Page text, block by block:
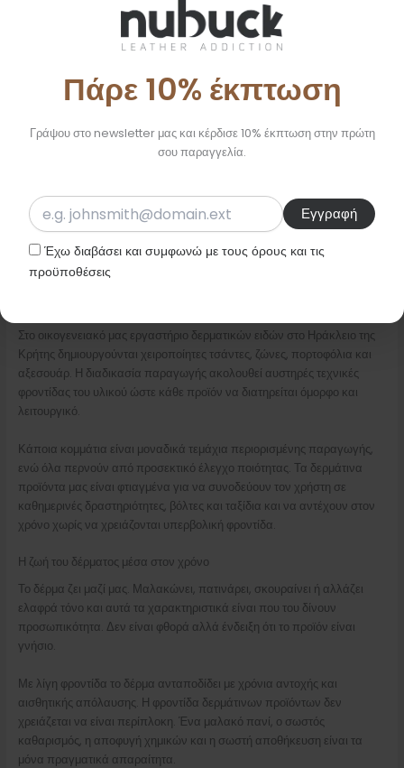
Πάρε 10% έκπτωση
Γράψου στο newsletter μας και κέρδισε 10% έκπτωση στην πρώτη
σου παραγγελία.
Έχω διαβάσει και συμφωνώ με τους όρους και τις
προϋποθέσεις
Στο οικογενειακό μας εργαστήριο δερματικών ειδών στο Ηράκλειο της
Κρήτης δημιουργούνται χειροποίητες τσάντες, ζώνες, πορτοφόλια και
αξεσουάρ. Η διαδικασία παραγωγής ακολουθεί αυστηρές τεχνικές
φροντίδας του υλικού ώστε κάθε προϊόν να διατηρείται όμορφο και
λειτουργικό.
Κάποια κομμάτια είναι μοναδικά τεμάχια περιορισμένης παραγωγής,
ενώ όλα περνούν από προσεκτικό έλεγχο ποιότητας. Τα δερμάτινα
προϊόντα μας είναι φτιαγμένα για να συνοδεύουν τον χρήστη σε
καθημερινές δραστηριότητες, βόλτες και ταξίδια και να αντέχουν στον
χρόνο χωρίς να χρειάζονται υπερβολική φροντίδα.
Η ζωή του δέρματος μέσα στον χρόνο
Το δέρμα ζει μαζί μας. Μαλακώνει, πατινάρει, σκουραίνει ή αλλάζει
ελαφρά τόνο και αυτά τα χαρακτηριστικά είναι που του δίνουν
προσωπικότητα. Δεν είναι φθορά αλλά ένδειξη ότι το προϊόν είναι
γνήσιο.
Με λίγη φροντίδα το δέρμα ανταποδίδει με χρόνια αντοχής και
αισθητικής απόλαυσης. Η φροντίδα δερμάτινων προϊόντων δεν
χρειάζεται να είναι περίπλοκη. Ένα μαλακό πανί, ο σωστός
καθαρισμός, η αποφυγή χημικών και η σωστή αποθήκευση είναι τα
μόνα πραγματικά απαραίτητα.